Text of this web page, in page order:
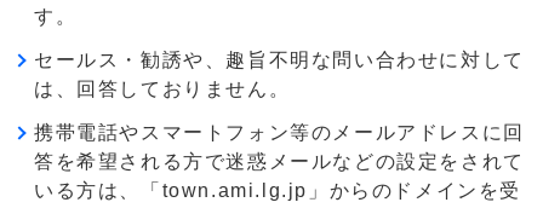
す。
セールス・勧誘や、趣旨不明な問い合わせに対して
は、回答しておりません。
携帯電話やスマートフォン等のメールアドレスに回
答を希望される方で迷惑メールなどの設定をされて
いる方は、「town.ami.lg.jp」からのドメインを受